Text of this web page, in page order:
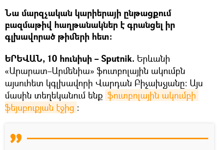
Նա մարզչական կարիերայի ընթացքում
բազմաթիվ հաղթանակներ է գրանցել իր
գլխավորած թիմերի հետ։
ԵՐԵՎԱՆ, 10 հունիսի – Sputnik. Երևանի
«Արարատ–Արմենիա» ֆուտբոլային ակումբն
այսուհետ կգլխավորի Վարդան Բիչախչյանը։ Այս
մասին տեղեկանում ենք ֆուտբոլային ակումբի
ֆեյսբուքյան էջից ։